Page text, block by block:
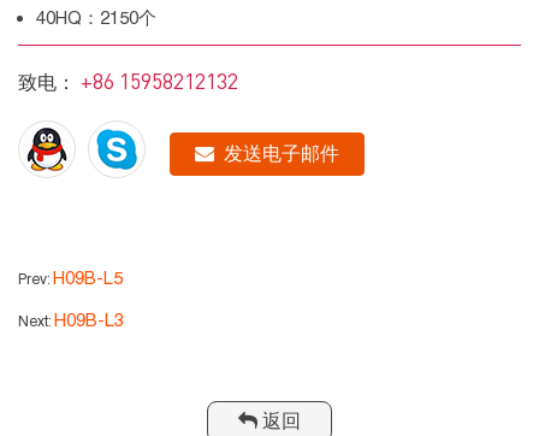
40HQ：2150个
致电： +86 15958212132
发送电子邮件
Prev: H09B-L5
Next: H09B-L3
返回